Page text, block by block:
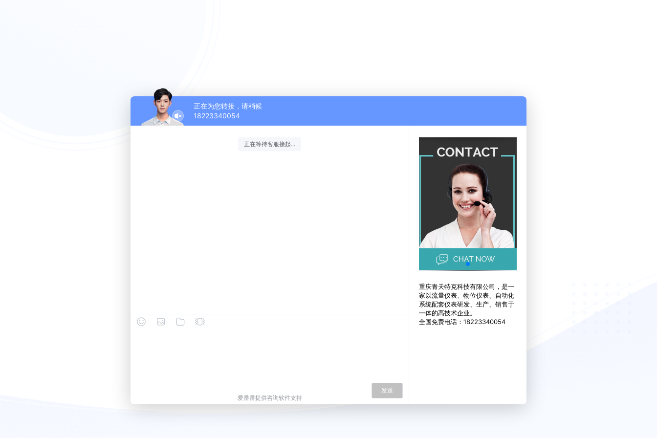
正在为您转接，请稍候
18223340054
正在等待客服接起...
发送
重庆青天特克科技有限公司，是一
家以流量仪表、物位仪表、自动化
系统配套仪表研发、生产、销售于
一体的高技术企业。
全国免费电话：18223340054